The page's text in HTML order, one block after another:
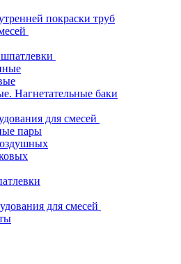
покраски труб
Нагнетательные баки
для смесей
пары
для смесей